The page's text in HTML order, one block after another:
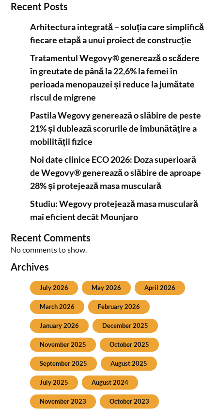
Recent Posts
Arhitectura integrată – soluția care simplifică
fiecare etapă a unui proiect de construcție
Tratamentul Wegovy® generează o scădere
în greutate de până la 22,6% la femei în
perioada menopauzei și reduce la jumătate
riscul de migrene
Pastila Wegovy generează o slăbire de peste
21% și dublează scorurile de îmbunătățire a
mobilității fizice
Noi date clinice ECO 2026: Doza superioară
de Wegovy® generează o slăbire de aproape
28% și protejează masa musculară
Studiu: Wegovy protejează masa musculară
mai eficient decât Mounjaro
Recent Comments
No comments to show.
Archives
July 2026 May 2026 April 2026
March 2026 February 2026
January 2026 December 2025
November 2025 October 2025
September 2025 August 2025
July 2025 August 2024
November 2023 October 2023